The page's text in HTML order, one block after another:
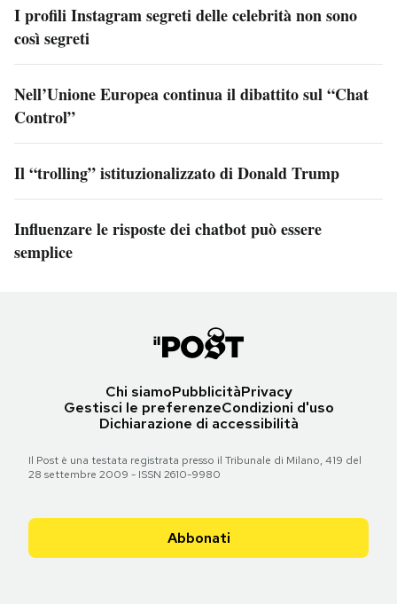
I profili Instagram segreti delle celebrità non sono
così segreti
Nell’Unione Europea continua il dibattito sul “Chat
Control”
Il “trolling” istituzionalizzato di Donald Trump
Influenzare le risposte dei chatbot può essere
semplice
Chi siamoPubblicitàPrivacy
Gestisci le preferenzeCondizioni d'uso
Dichiarazione di accessibilità
Il Post è una testata registrata presso il Tribunale di Milano, 419 del
28 settembre 2009 - ISSN 2610-9980
Abbonati